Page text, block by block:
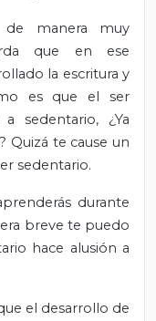
de manera muy
que en ese
la escritura y
es que el ser
sedentario, ¿Ya
Quizá te cause un
sedentario.
durante
breve te puedo
hace alusión a
el desarrollo de